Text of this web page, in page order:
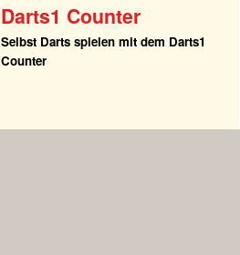
Darts1 Counter
Selbst Darts spielen mit dem Darts1
Counter